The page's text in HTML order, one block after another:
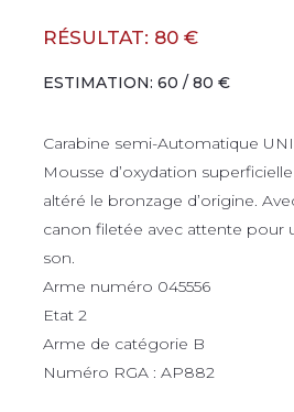
RÉSULTAT: 80 €
ESTIMATION: 60 / 80 €
Carabine semi-Automatique
Mousse d’oxydation
altéré le bronzage d’origine.
canon filetée avec attente pour
son.
Arme numéro 045556
Etat 2
Arme de catégorie B
Numéro RGA : AP882